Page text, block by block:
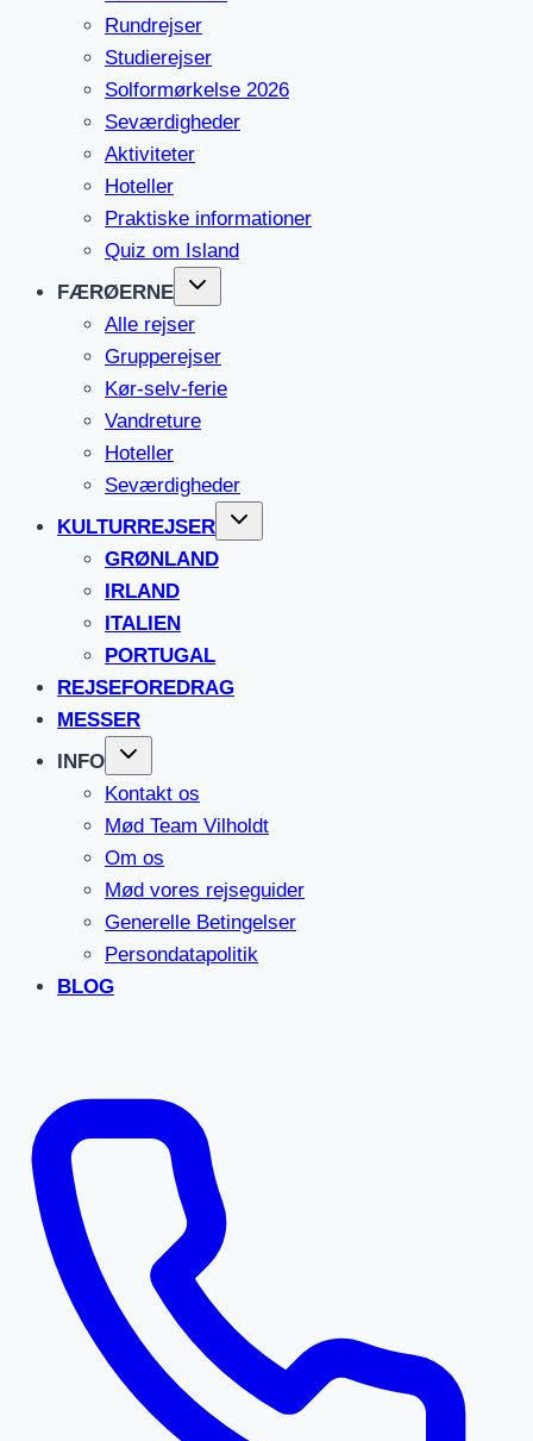
Rundrejser
Studierejser
Solformørkelse 2026
Seværdigheder
Aktiviteter
Hoteller
Praktiske informationer
Quiz om Island
FÆRØERNE
Alle rejser
Grupperejser
Kør-selv-ferie
Vandreture
Hoteller
Seværdigheder
KULTURREJSER
GRØNLAND
IRLAND
ITALIEN
PORTUGAL
REJSEFOREDRAG
MESSER
INFO
Kontakt os
Mød Team Vilholdt
Om os
Mød vores rejseguider
Generelle Betingelser
Persondatapolitik
BLOG